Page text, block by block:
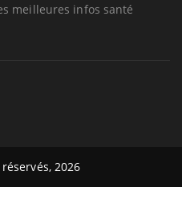
meilleures infos santé
2026